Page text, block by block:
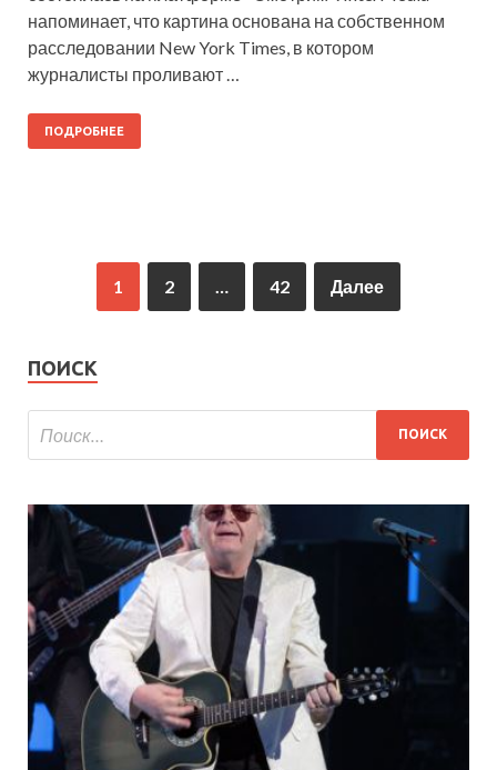
напоминает, что картина основана на собственном
расследовании New York Times, в котором
журналисты проливают …
ПОДРОБНЕЕ
1 2 42 Далее
ПОИСК